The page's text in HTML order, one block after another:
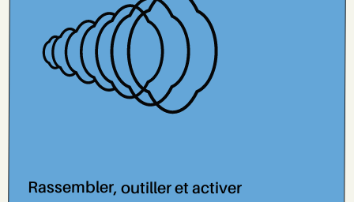
Rassembler, outiller et activer